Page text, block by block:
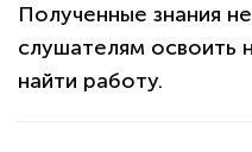
Полученные знания
слушателям
найти работу.